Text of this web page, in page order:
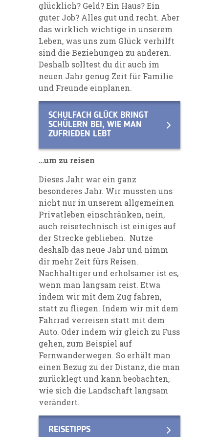
glücklich? Geld? Ein Haus? Ein
guter Job? Alles gut und recht. Aber
das wirklich wichtige in unserem
Leben, was uns zum Glück verhilft
sind die Beziehungen zu anderen.
Deshalb solltest du dir auch im
neuen Jahr genug Zeit für Familie
und Freunde einplanen.
SCHULFACH GLÜCK BRINGT
SCHÜLERN BEI, WIE MAN
ZUFRIEDEN LEBT
…um zu reisen
Dieses Jahr war ein ganz
besonderes Jahr. Wir mussten uns
nicht nur in unserem allgemeinen
Privatleben einschränken, nein,
auch reisetechnisch ist einiges auf
der Strecke geblieben. Nutze
deshalb das neue Jahr und nimm
dir mehr Zeit fürs Reisen.
Nachhaltiger und erholsamer ist es,
wenn man langsam reist. Etwa
indem wir mit dem Zug fahren,
statt zu fliegen. Indem wir mit dem
Fahrrad verreisen statt mit dem
Auto. Oder indem wir gleich zu Fuss
gehen, zum Beispiel auf
Fernwanderwegen. So erhält man
einen Bezug zu der Distanz, die man
zurücklegt und kann beobachten,
wie sich die Landschaft langsam
verändert.
REISETIPPS